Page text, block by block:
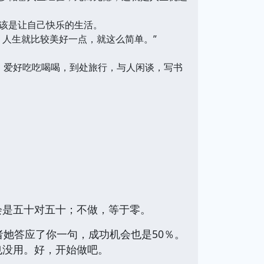
让自己快乐的生活。
生就比较美好一点，就这么简单。”
好吃吃喝喝，到处旅行，与人闲谈，写书
十对五十；不做，等于零。
应了你一句，成功机会也是50％。
用。好，开始做吧。